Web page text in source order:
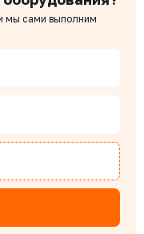
мы сами выполним